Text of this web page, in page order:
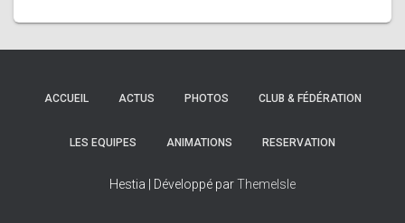
ACCUEIL ACTUS PHOTOS CLUB & FÉDÉRATION
LES EQUIPES ANIMATIONS RESERVATION
Hestia | Développé parThemeIsle